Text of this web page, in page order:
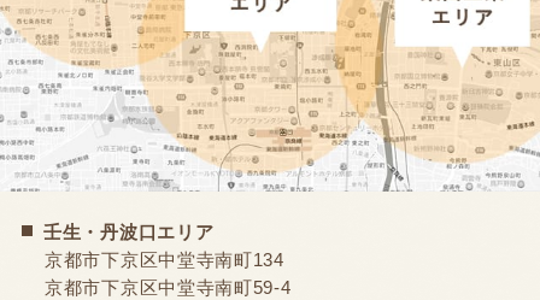
壬生・丹波口エリア
京都市下京区中堂寺南町134
京都市下京区中堂寺南町59-4